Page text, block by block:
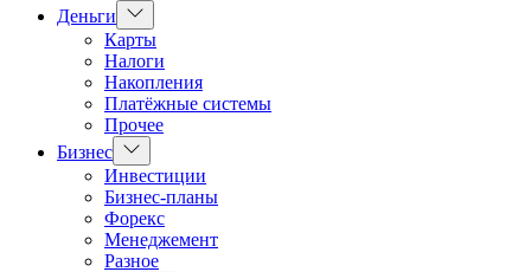
Деньги
Показать
подменю
Карты
Налоги
Накопления
Платёжные системы
Прочее
Бизнес Показать
подменю
Инвестиции
Бизнес-планы
Форекс
Менеджемент
Разное